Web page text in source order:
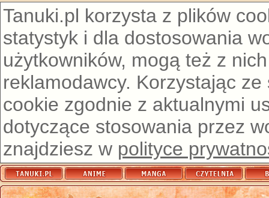
Tanuki.pl korzysta z plików
statystyk i dla dostosowania
użytkowników, mogą też z
reklamodawcy. Korzystając
cookie zgodnie z aktualnymi
dotyczące stosowania przez
znajdziesz w polityce